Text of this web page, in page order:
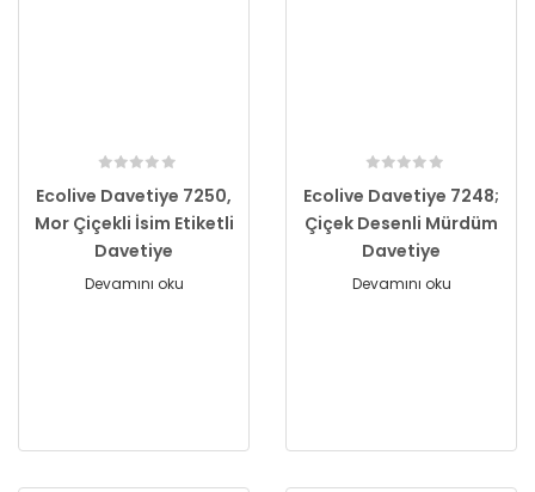
Ecolive Davetiye 7250,
Mor Çiçekli İsim Etiketli
Davetiye
Devamını oku
Ecolive Davetiye 7248;
Çiçek Desenli Mürdüm
Davetiye
Devamını oku